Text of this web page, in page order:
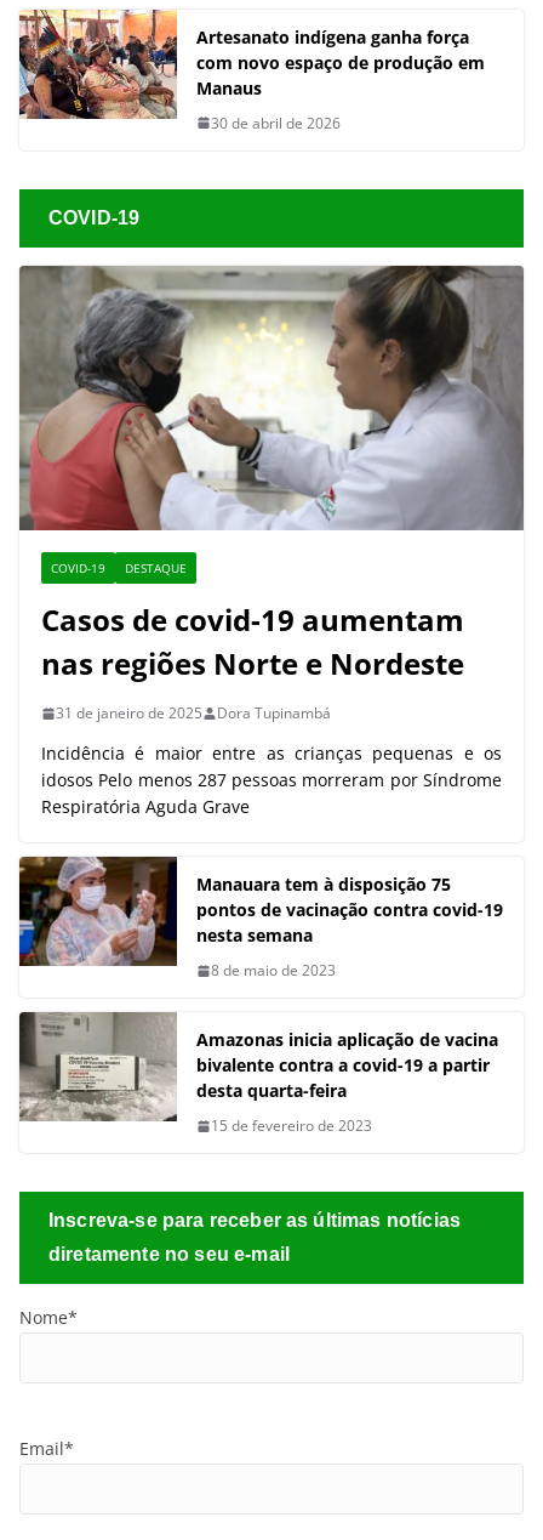
Artesanato indígena ganha força
com novo espaço de produção em
Manaus
30 de abril de 2026
COVID-19
COVID-19 DESTAQUE
Casos de covid-19 aumentam
nas regiões Norte e Nordeste
31 de janeiro de 2025 Dora Tupinambá
Incidência é maior entre as crianças pequenas e os
idosos Pelo menos 287 pessoas morreram por Síndrome
Respiratória Aguda Grave
Manauara tem à disposição 75
pontos de vacinação contra covid-19
nesta semana
8 de maio de 2023
Amazonas inicia aplicação de vacina
bivalente contra a covid-19 a partir
desta quarta-feira
15 de fevereiro de 2023
Inscreva-se para receber as últimas notícias
diretamente no seu e-mail
Nome*
Email*